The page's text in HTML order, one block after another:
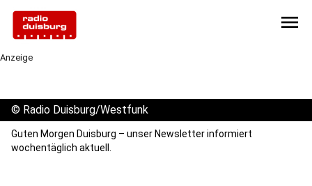
menu
Anzeige
© Radio Duisburg/Westfunk
Guten Morgen Duisburg – unser Newsletter informiert
wochentäglich aktuell.